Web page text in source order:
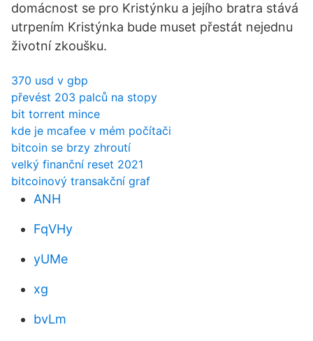
domácnost se pro Kristýnku a jejího bratra stává
utrpením Kristýnka bude muset přestát nejednu
životní zkoušku.
370 usd v gbp
převést 203 palců na stopy
bit torrent mince
kde je mcafee v mém počítači
bitcoin se brzy zhroutí
velký finanční reset 2021
bitcoinový transakční graf
ANH
FqVHy
yUMe
xg
bvLm